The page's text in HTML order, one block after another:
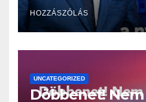
HOZZÁSZÓLÁS
UNCATEGORIZED
Döbbenet!